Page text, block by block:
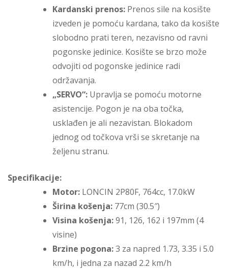
Kardanski prenos: Prenos sile na kosište
izveden je pomoću kardana, tako da kosište
slobodno prati teren, nezavisno od ravni
pogonske jedinice. Kosište se brzo može
odvojiti od pogonske jedinice radi
održavanja.
„SERVO“: Upravlja se pomoću motorne
asistencije. Pogon je na oba točka,
usklađen je ali nezavistan. Blokadom
jednog od točkova vrši se skretanje na
željenu stranu.
Specifikacije:
Motor: LONCIN 2P80F, 764cc, 17.0kW
Širina košenja: 77cm (30.5″)
Visina košenja:91, 126, 162 i 197mm (4
visine)
Brzine pogona:3 za napred 1.73, 3.35 i 5.0
km/h, i jedna za nazad 2.2 km/h